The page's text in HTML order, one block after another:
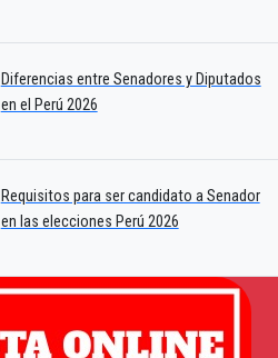
Diferencias entre Senadores y Diputados
en el Perú 2026
Requisitos para ser candidato a Senador
en las elecciones Perú 2026